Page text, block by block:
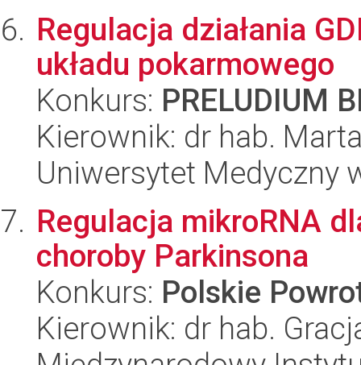
Regulacja działania
układu pokarmowego
Konkurs: PRELUDIUM
Kierownik: dr hab.
Uniwersytet Medyczny
Regulacja mikroRNA
choroby Parkinsona
Konkurs: Polskie
Kierownik: dr hab.